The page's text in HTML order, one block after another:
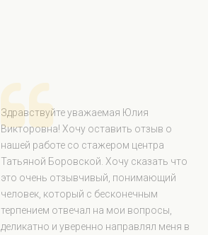
Здравствуйте уважаемая Юлия
Викторовна! Хочу оставить отзыв о
нашей работе со стажером центра
Татьяной Боровской. Хочу сказать что
это очень отзывчивый, понимающий
человек, который с бесконечным
терпением отвечал на мои вопросы,
деликатно и уверенно направлял меня в